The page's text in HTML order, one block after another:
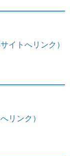
イトへリンク）
リンク）